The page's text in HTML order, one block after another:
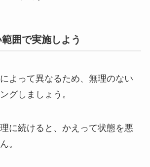
囲で実施しよう
よって異なるため、無理のない
グしましょう。
に続けると、かえって状態を悪
。